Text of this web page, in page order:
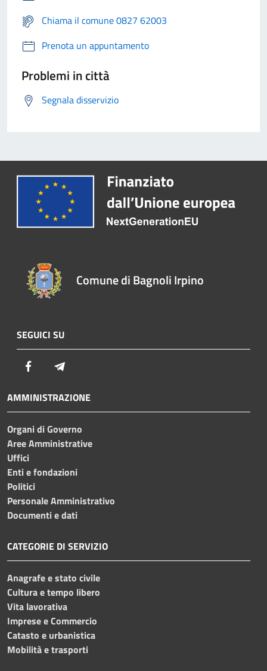
Chiama il comune 0827 62003
Prenota un appuntamento
Problemi in città
Segnala disservizio
Comune di Bagnoli Irpino
SEGUICI SU
Facebook
AMMINISTRAZIONE
Organi di Governo
Aree Amministrative
Uffici
Enti e fondazioni
Politici
Personale Amministrativo
Documenti e dati
CATEGORIE DI SERVIZIO
Anagrafe e stato civile
Cultura e tempo libero
Vita lavorativa
Imprese e Commercio
Catasto e urbanistica
Mobilità e trasporti